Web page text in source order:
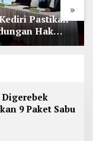
»
Pastikan
Hak
Penetapan
9 Paket Sabu